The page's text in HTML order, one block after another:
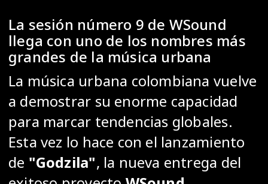
La sesión número 9 de WSound
llega con uno de los nombres más
grandes de la música urbana
La música urbana colombiana vuelve
a demostrar su enorme capacidad
para marcar tendencias globales.
Esta vez lo hace con el lanzamiento
de "Godzila", la nueva entrega del